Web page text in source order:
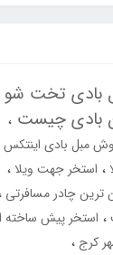
بادی تخت
بادی چیست
مبل بادی اینتکس
استخر جهت ویلا
ترین چادر مسافرتی
استخر پیش ساخته
کرج